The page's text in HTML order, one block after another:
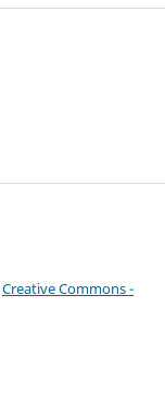
Creative Commons -